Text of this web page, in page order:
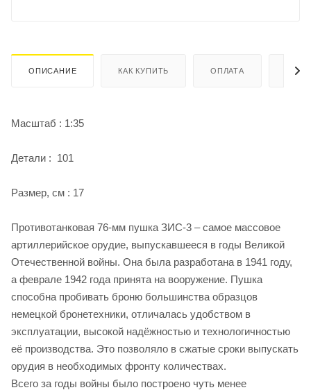
ОПИСАНИЕ КАК КУПИТЬ ОПЛАТА
Масштаб : 1:35
Детали : 101
Размер, см : 17
Противотанковая 76-мм пушка ЗИС-3 – самое массовое
артиллерийское орудие, выпускавшееся в годы Великой
Отечественной войны. Она была разработана в 1941 году,
а феврале 1942 года принята на вооружение. Пушка
способна пробивать броню большинства образцов
немецкой бронетехники, отличалась удобством в
эксплуатации, высокой надёжностью и технологичностью
её производства. Это позволяло в сжатые сроки выпускать
орудия в необходимых фронту количествах.
Всего за годы войны было построено чуть менее